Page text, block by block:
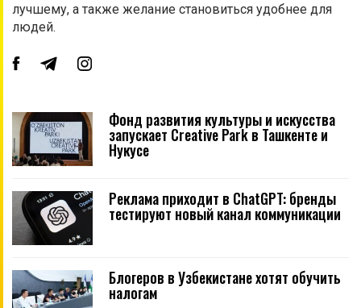
лучшему, а также желание становиться удобнее для
людей.
Фонд развития культуры и искусства
запускает Creative Park в Ташкенте и
Нукусе
Реклама приходит в ChatGPT: бренды
тестируют новый канал коммуникации
Блогеров в Узбекистане хотят обучить
налогам